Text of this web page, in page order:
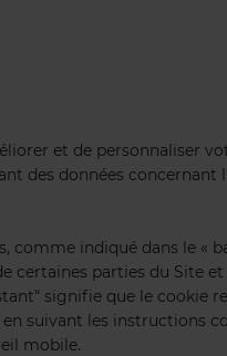
et de personnaliser
des données concernant
indiqué dans le «
certaines parties du Site
signifie que le cookie
suivant les instructions
mobile.